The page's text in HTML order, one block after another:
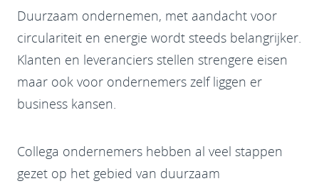
Duurzaam ondernemen, met aandacht voor
circulariteit en energie wordt steeds belangrijker.
Klanten en leveranciers stellen strengere eisen
maar ook voor ondernemers zelf liggen er
business kansen.
Collega ondernemers hebben al veel stappen
gezet op het gebied van duurzaam